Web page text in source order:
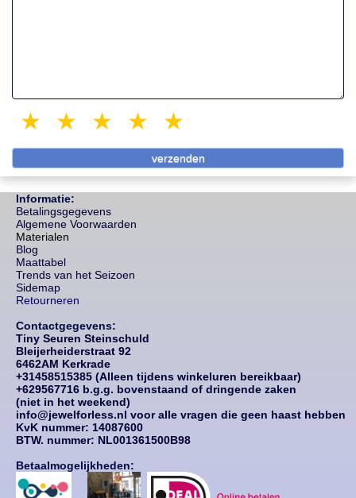
4 stars
3 stars
2 stars
1 star
Informatie:
Betalingsgegevens
Algemene Voorwaarden
Materialen
Blog
Maattabel
Trends van het Seizoen
Sidemap
Retourneren
Contactgegevens:
Tiny Seuren Steinschuld
Bleijerheiderstraat 92
6462AM Kerkrade
+31458515385 (Alleen tijdens winkeluren bereikbaar)
+629567716 b.g.g. bovenstaand of dringende zaken
(niet in het weekend)
info@jewelforless.nl voor alle vragen die geen haast hebben
KvK nummer: 14087600
BTW. nummer: NL001361500B98
Betaalmogelijkheden: